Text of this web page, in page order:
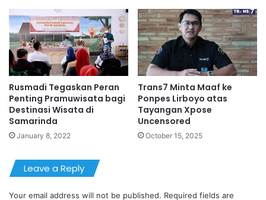
Rusmadi Tegaskan Peran
Penting Pramuwisata bagi
Destinasi Wisata di
Samarinda
January 8, 2022
Trans7 Minta Maaf ke
Ponpes Lirboyo atas
Tayangan Xpose
Uncensored
October 15, 2025
Leave a Reply
Your email address will not be published. Required fields are